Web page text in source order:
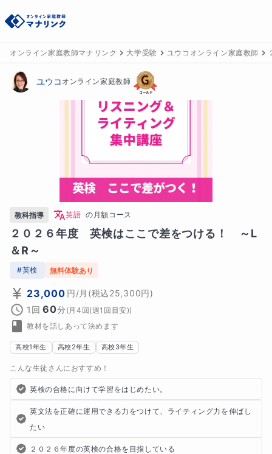
オンライン家庭教師マナリンク 大学受験 ユウコオンライン家庭教師
ユウコ オンライン家庭教師
教科指導 英語 の 月額コース
２０２６年度　英検はここで差をつける！　～L
＆R～
#英検 無料体験あり
23,000 円/月 (税込25,300円)
1回 60分 (月4回(週1回目安))
教材を話しあって決めます
高校1年生 高校2年生 高校3年生
こんな生徒さんにおすすめ！
英検の合格に向けて学習をはじめたい。
英文法を正確に運用できる力をつけて、ライティング力を伸ばし
たい
２０２６年度の英検の合格を目指している